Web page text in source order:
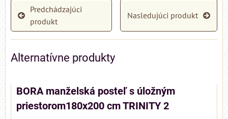
Predchádzajúci
produkt
Nasledujúci produkt
Alternatívne produkty
BORA manželská posteľ s úložným
priestorom180x200 cm TRINITY 2